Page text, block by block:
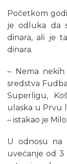
Početkom
je odluka da
dinara, ali je
dinara.
– Nema
sredstva
Superligu,
ulaska u Prvu
– istakao je
U odnosu na
uvećanje od